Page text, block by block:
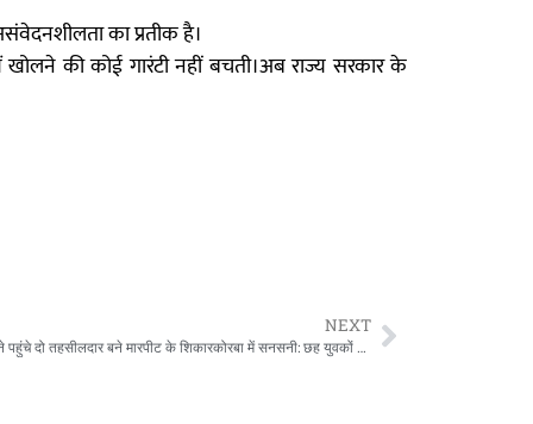
का प्रतीक है।
की कोई गारंटी नहीं बचती।अब राज्य सरकार के
NEXT
मसाज कराने पहुंचे दो तहसीलदार बने मारपीट के शिकारकोरबा में सनसनी: छह युवकों ने दीपका व हरदीबाजार तहसीलदार पर किया हमला, चार गिरफ्तार, दो फरार!